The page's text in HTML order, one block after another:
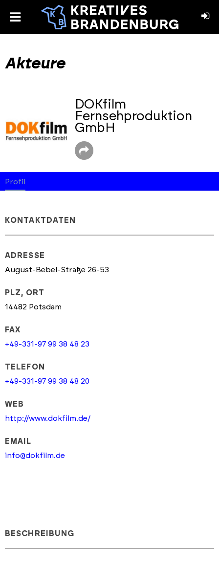
toggle
Akteure
DOKfilm
Fernsehproduktion
GmbH
Profil
KONTAKTDATEN
ADRESSE
August-Bebel-Straße 26-53
PLZ, ORT
14482 Potsdam
FAX
+49-331-97 99 38 48 23
TELEFON
+49-331-97 99 38 48 20
WEB
http://www.dokfilm.de/
EMAIL
info@dokfilm.de
BESCHREIBUNG